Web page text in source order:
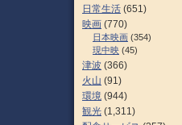
日常生活 (651)
映画 (770)
日本映画 (354)
現中映 (45)
津波 (366)
火山 (91)
環境 (944)
観光 (1,311)